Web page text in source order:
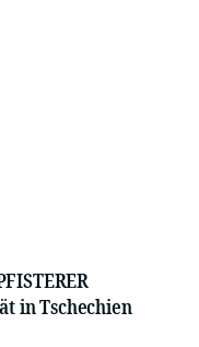
in Tschechien